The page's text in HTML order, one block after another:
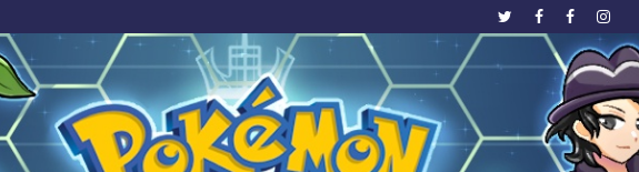
Pokémon Mythology